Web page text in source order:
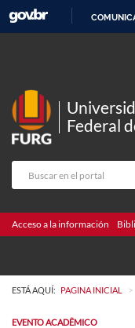
Federal
Acceso a la información
ESTÁ AQUÍ: PAGINA INICIAL >
EVENTO ACADÊMICO